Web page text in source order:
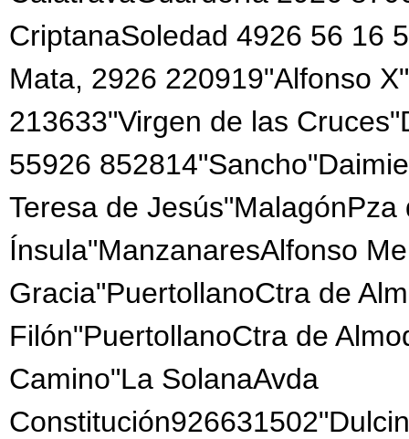
CriptanaSoledad 4926 56 16
Mata, 2926 220919"Alfonso
213633"Virgen de las
55926
Teresa de
Ínsula"ManzanaresAlfonso
Gracia"PuertollanoCtra de
Filón"PuertollanoCtra de
Camino"La SolanaAvda